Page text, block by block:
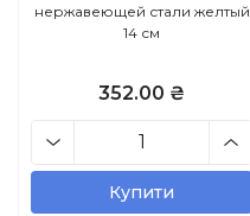
нержавеющей стали желтый
14 см
352.00 ₴
Купити